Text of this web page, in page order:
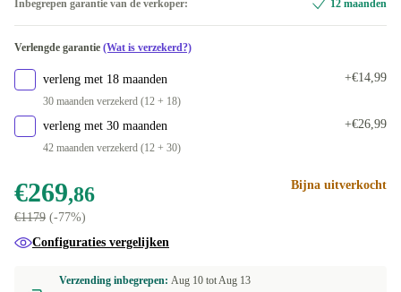
500 GB +€33,57
512 GB -€24,88
2000 GB
US (VS-Engels)
UK (GB-Engels)
DK (Deens) +€5,22
ES (Spaans)
Beschikbaar in andere configuraties
Inbegrepen garantie van de verkoper: 12 maanden
Verlengde garantie (Wat is verzekerd?)
verleng met 18 maanden
30 maanden verzekerd (12 + 18)
+€14,99
verleng met 30 maanden
42 maanden verzekerd (12 + 30)
+€26,99
€269,86
€1179 (-77%)
Bijna uitverkocht
Configuraties vergelijken
Verzending inbegrepen: Aug 10 totAug 13